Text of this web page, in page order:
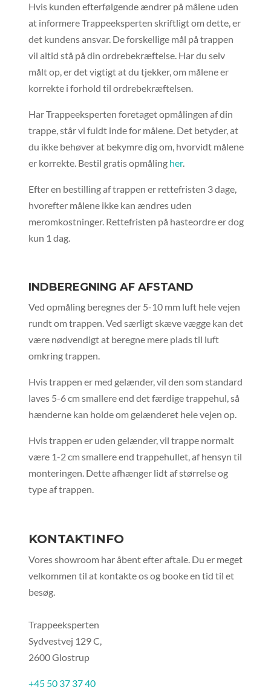
Hvis kunden efterfølgende ændrer på målene uden
at informere Trappeeksperten skriftligt om dette, er
det kundens ansvar. De forskellige mål på trappen
vil altid stå på din ordrebekræftelse. Har du selv
målt op, er det vigtigt at du tjekker, om målene er
korrekte i forhold til ordrebekræftelsen.
Har Trappeeksperten foretaget opmålingen af din
trappe, står vi fuldt inde for målene. Det betyder, at
du ikke behøver at bekymre dig om, hvorvidt målene
er korrekte. Bestil gratis opmåling her.
Efter en bestilling af trappen er rettefristen 3 dage,
hvorefter målene ikke kan ændres uden
meromkostninger. Rettefristen på hasteordre er dog
kun 1 dag.
INDBEREGNING AF AFSTAND
Ved opmåling beregnes der 5-10 mm luft hele vejen
rundt om trappen. Ved særligt skæve vægge kan det
være nødvendigt at beregne mere plads til luft
omkring trappen.
Hvis trappen er med gelænder, vil den som standard
laves 5-6 cm smallere end det færdige trappehul, så
hænderne kan holde om gelænderet hele vejen op.
Hvis trappen er uden gelænder, vil trappe normalt
være 1-2 cm smallere end trappehullet, af hensyn til
monteringen. Dette afhænger lidt af størrelse og
type af trappen.
KONTAKTINFO
Vores showroom har åbent efter aftale. Du er meget
velkommen til at kontakte os og booke en tid til et
besøg.
Trappeeksperten
Sydvestvej 129 C,
2600 Glostrup
+45 50 37 37 40